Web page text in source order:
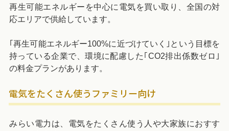
再生可能エネルギーを中心に電気を買い取り、全国の対
応エリアで供給しています。
｢再生可能エネルギー100%に近づけていく｣という目標を
持っている企業で、環境に配慮した｢CO2排出係数ゼロ｣
の料金プランがあります。
電気をたくさん使うファミリー向け
みらい電力は、電気をたくさん使う人や大家族におすす